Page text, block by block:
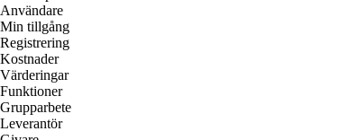
Användare
Min tillgång
Registrering
Kostnader
Värderingar
Funktioner
Grupparbete
Leverantör